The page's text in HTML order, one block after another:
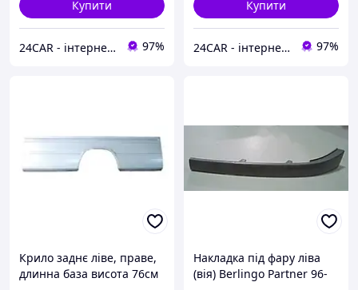
Купити
24CAR - інтернет магазин запчастин та аксесуарів 97%
Купити
24CAR - інтернет магазин запчастин та аксесуарів 97%
Крило заднє ліве, праве,
длинна база висота 76см
Накладка під фару ліва
(вія) Berlingo Partner 96-